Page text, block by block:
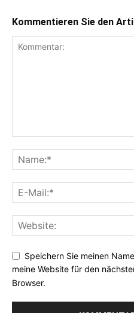
Kommentieren Sie den
Speichern Sie meinen
meine Website für den
Browser.